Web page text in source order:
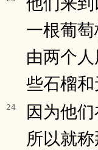
一根葡
由两个
些石榴和
24
因为他
所以就称